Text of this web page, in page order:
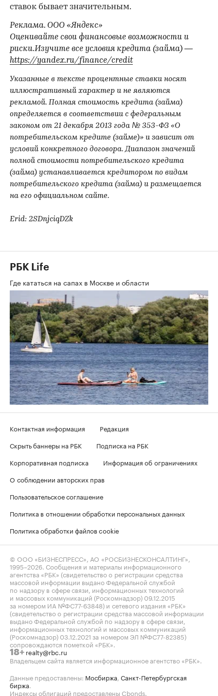
ставок бывает значительным.
Реклама. ООО «Яндекс»
Оценивайте свои финансовые возможности и
риски.Изучите все условия кредита (займа) —
https://yandex.ru/finance/credit
Указанные в тексте процентные ставки носят
иллюстративный характер и не являются
рекламой. Полная стоимость кредита (займа)
определяется в соответствии с федеральным
законом от 21 декабря 2013 года № 353-ФЗ «О
потребительском кредите (займе)» и зависит от
условий конкретного договора. Диапазон значений
полной стоимости потребительского кредита
(займа) устанавливается кредитором по видам
потребительского кредита (займа) и размещается
на его официальном сайте.
Erid: 2SDnjciqDZk
РБК Life
Где кататься на сапах в Москве и области
Контактная информация
Редакция
Скрыть баннеры на РБК
Подписка на РБК
Корпоративная подписка
Информация об ограничениях
О соблюдении авторских прав
Пользовательское соглашение
Политика в отношении обработки персональных данных
Политика обработки файлов cookie
© ООО «БИЗНЕСПРЕСС», АО «РОСБИЗНЕСКОНСАЛТИНГ»,
1995–2026 . Сообщения и материалы информационного
агентства «РБК» (свидетельство о регистрации средства
массовой информации выдано Федеральной службой
по надзору в сфере связи, информационных технологий
и массовых коммуникаций (Роскомнадзор) 09.12.2015
за номером ИА №ФС77-63848) и сетевого издания «РБК»
(свидетельство о регистрации средства массовой информации
выдано Федеральной службой по надзору в сфере связи,
информационных технологий и массовых коммуникаций
(Роскомнадзор) 03.12.2021 за номером ЭЛ №ФС77-82385)
сопровождаются пометкой «РБК».
18+ realty@rbc.ru
Владельцем сайта является информационное агентство «РБК».
Данные предоставлены: Мосбиржа Санкт-Петербургская
биржа
Индексы облигаций предоставлены Cbonds.